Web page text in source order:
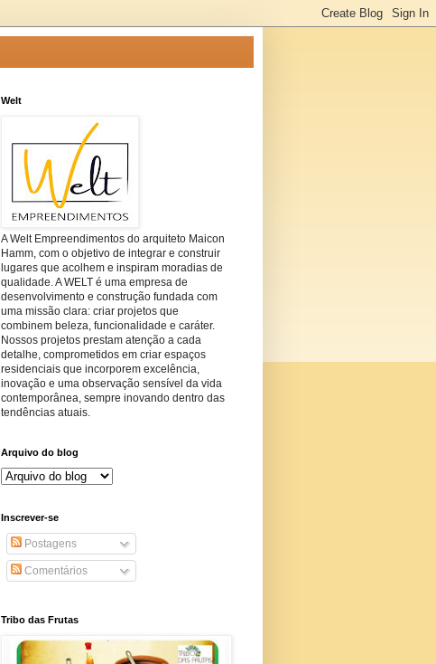
Welt
A Welt Empreendimentos do arquiteto Maicon
Hamm, com o objetivo de integrar e construir
lugares que acolhem e inspiram moradias de
qualidade. A WELT é uma empresa de
desenvolvimento e construção fundada com
uma missão clara: criar projetos que
combinem beleza, funcionalidade e caráter.
Nossos projetos prestam atenção a cada
detalhe, comprometidos em criar espaços
residenciais que incorporem excelência,
inovação e uma observação sensível da vida
contemporânea, sempre inovando dentro das
tendências atuais.
Arquivo do blog
Inscrever-se
Postagens
Comentários
Tribo das Frutas